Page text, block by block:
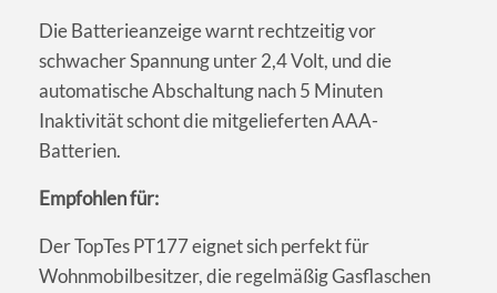
Die Batterieanzeige warnt rechtzeitig vor
schwacher Spannung unter 2,4 Volt, und die
automatische Abschaltung nach 5 Minuten
Inaktivität schont die mitgelieferten AAA-
Batterien.
Empfohlen für:
Der TopTes PT177 eignet sich perfekt für
Wohnmobilbesitzer, die regelmäßig Gasflaschen